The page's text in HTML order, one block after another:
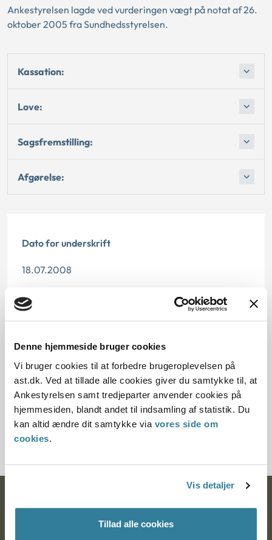
Denne hjemmeside bruger cookies
Vi bruger cookies til at forbedre brugeroplevelsen på
ast.dk. Ved at tillade alle cookies giver du samtykke til, at
Ankestyrelsen samt tredjeparter anvender cookies på
hjemmesiden, blandt andet til indsamling af statistik. Du
kan altid ændre dit samtykke via vores side om
cookies.
Vis detaljer
Tillad alle cookies
Ankestyrelsen lagde ved vurderingen vægt på notat af 26.
oktober 2005 fra Sundhedsstyrelsen.
Kassation:
Love:
Sagsfremstilling:
Afgørelse:
Dato for underskrift
18.07.2008
Offentliggørelsesdato
12.07.2013
Paragraf
§ 112 § 97
Journalnummer
3500461-07